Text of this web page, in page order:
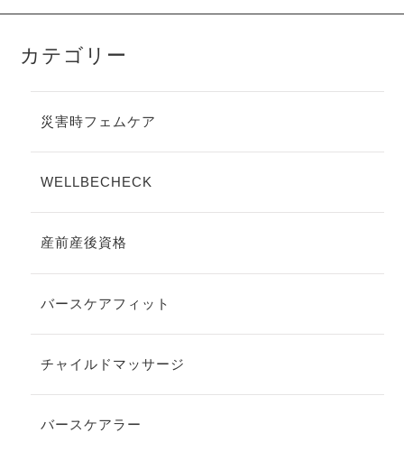
カテゴリー
災害時フェムケア
WELLBECHECK
産前産後資格
バースケアフィット
チャイルドマッサージ
バースケアラー